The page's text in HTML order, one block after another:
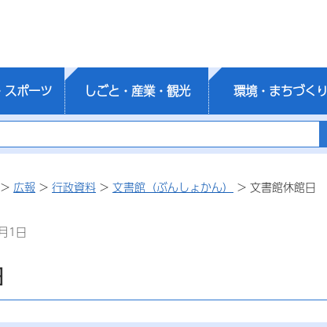
スポーツ しごと・産業・観光 環境・まちづくり
> 広報 > 行政資料 > 文書館（ぶんしょかん） > 文書館休館日
1日